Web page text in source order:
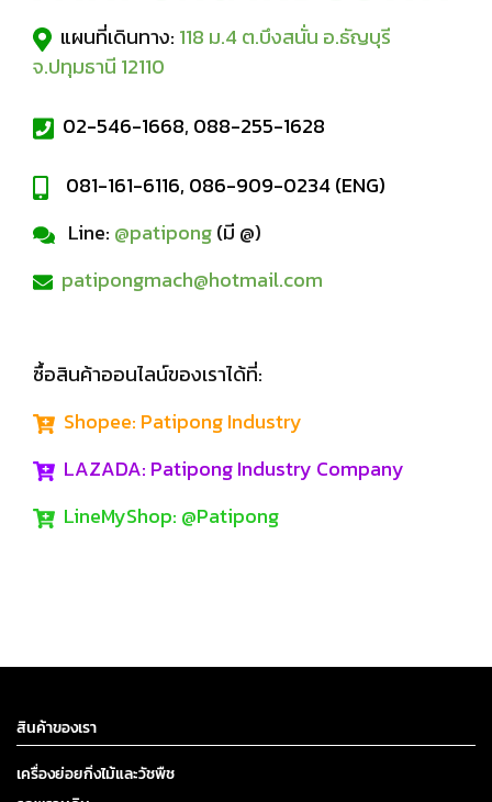
แผนที่เดินทาง: 118 ม.4 ต.บึงสนั่น อ.ธัญบุรี
จ.ปทุมธานี 12110
02-546-1668, 088-255-1628
081-161-6116, 086-909-0234 (ENG)
Line: @patipong(มี @)
patipongmach@hotmail.com
ซื้อสินค้าออนไลน์ของเราได้ที่:
Shopee: Patipong Industry
LAZADA: Patipong Industry Company
LineMyShop: @Patipong
สินค้าของเรา
เครื่องย่อยกิ่งไม้และวัชพืช